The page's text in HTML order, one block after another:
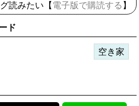
読みたい【 電子版で購読する 】
ド
空き家